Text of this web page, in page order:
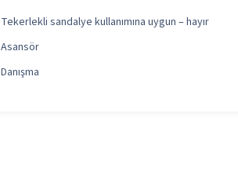
Tekerlekli sandalye kullanımına uygun – hayır
Asansör
Danışma